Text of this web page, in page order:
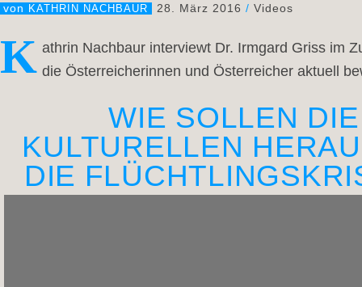
von KATHRIN NACHBAUR 28. März 2016 / Videos
K athrin Nachbaur interviewt Dr. Irmgard Griss im
die Österreicherinnen und Österreicher aktuell
WIE SOLLEN
KULTURELLEN
DIE